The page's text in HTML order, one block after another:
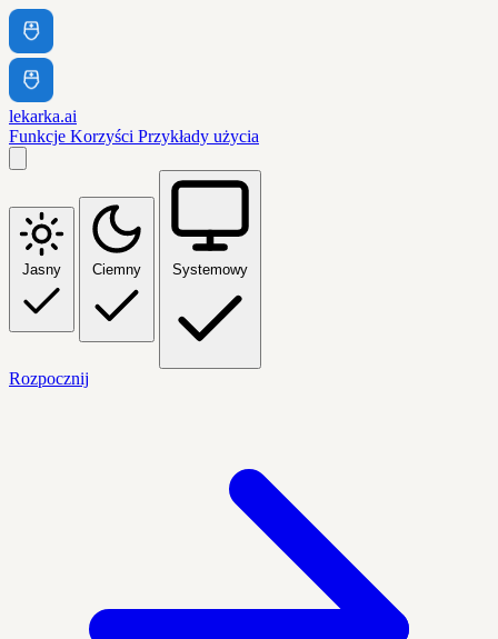
lekarka.ai
Funkcje Korzyści Przykłady użycia
Jasny Ciemny Systemowy
Rozpocznij